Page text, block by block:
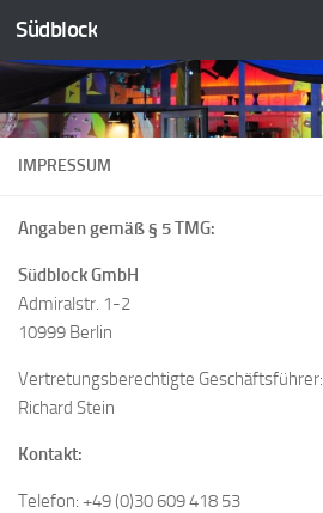
Zum Inhalt springen
Südblock
IMPRESSUM
Angaben gemäß § 5 TMG:
Südblock GmbH
Admiralstr. 1-2
10999 Berlin
Vertretungsberechtigte Geschäftsführer:
Richard Stein
Kontakt:
Telefon: +49 (0)30 609 418 53